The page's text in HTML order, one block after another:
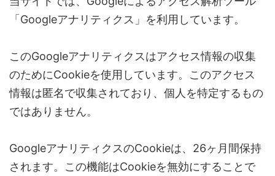
「Googleアナリティクス」を利用しています。
このGoogleアナリティクスはアクセス情報の収集
のためにCookieを使用しています。このアクセス
情報は匿名で収集されており、個人を特定するもの
ではありません。
GoogleアナリティクスのCookieは、26ヶ月間保持
されます。この機能はCookieを無効にすることで